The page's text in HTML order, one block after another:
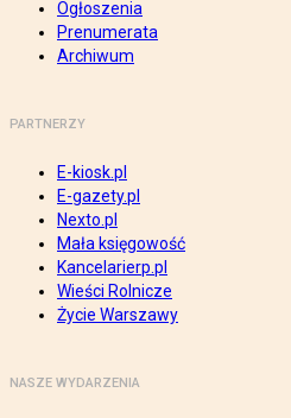
Ogłoszenia
Prenumerata
Archiwum
PARTNERZY
E-kiosk.pl
E-gazety.pl
Nexto.pl
Mała księgowość
Kancelarierp.pl
Wieści Rolnicze
Życie Warszawy
NASZE WYDARZENIA